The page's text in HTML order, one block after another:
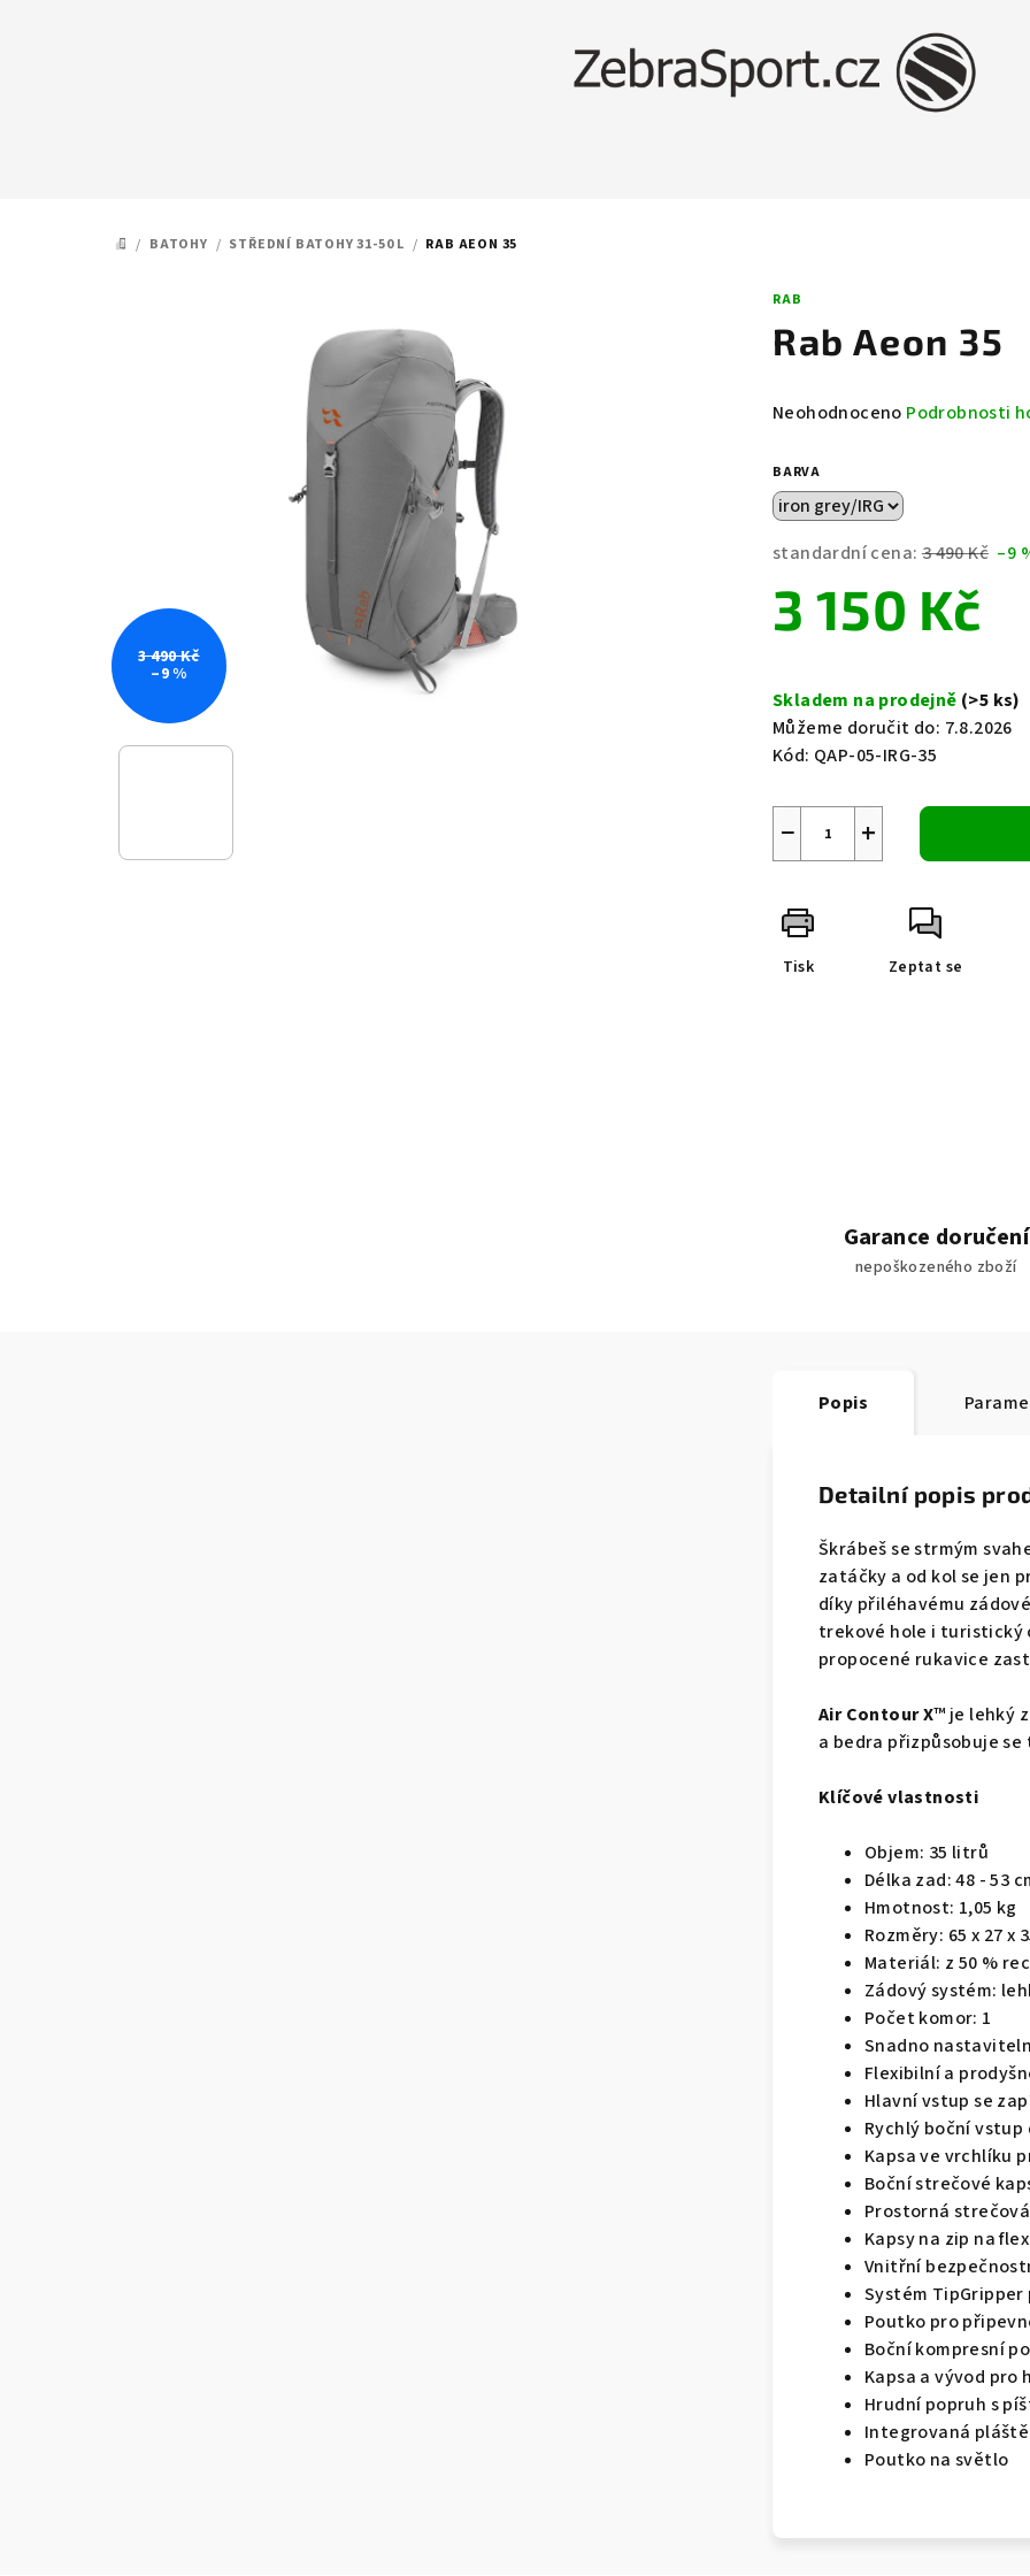
DOMŮ
/ BATOHY / STŘEDNÍ BATOHY 31-50 L / RAB AEON 35
RAB
Rab Aeon 35
Průměrné
produktu
je
0,0
z
hvězdiček.
Neohodnoceno Podrobnosti
BARVA
standardní cena: 3 490 Kč –9
3 150 Kč
cena:
Skladem na prodejně (>5 ks)
Můžeme doručit do: 7.8.2026
Kód: QAP-05-IRG-35
+
−
Tisk Zeptat se
3 490 Kč
–9 %
Garance doručení
nepoškozeného zboží
Popis
Detailní popis
Škrábeš se strmým
zatáčky a od kol se jen
díky přiléhavému
trekové hole i turistický
propocené rukavice
Air Contour X™ je lehký
a bedra přizpůsobuje
Klíčové vlastnosti
Objem: 35 litrů
Délka zad: 48 - 53
Hmotnost: 1,05 kg
Rozměry: 65 x 27 x
Materiál: z 50 %
Zádový systém:
Počet komor: 1
Snadno
Flexibilní a
Hlavní vstup se
Rychlý boční
Kapsa ve vrchlíku
Boční strečové
Prostorná
Kapsy na zip na
Vnitřní
Systém
Poutko pro
Boční kompresní
Kapsa a vývod pro
Hrudní popruh s
Integrovaná
Poutko na světlo